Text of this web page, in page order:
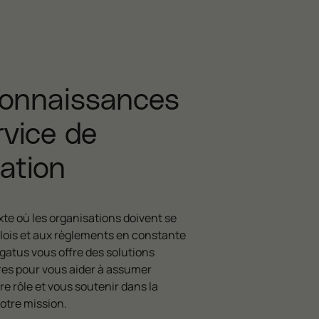
de
où les organisations doivent se
et aux règlements en constante
vous offre des solutions
pour vous aider à assumer
rôle et vous soutenir dans la
mission.